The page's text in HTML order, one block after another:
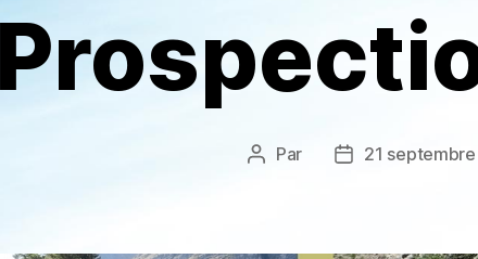
Auteur
Par
Date
21